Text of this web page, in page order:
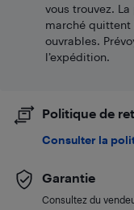
vous trouvez.
marché quittent
ouvrables.
l’expédition.
Politique de
Consulter la
Garantie
Consultez du